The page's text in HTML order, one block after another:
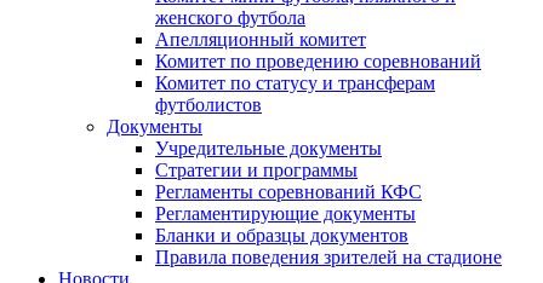
женского футбола
Апелляционный комитет
Комитет по проведению соревнований
Комитет по статусу и трансферам
футболистов
Документы
Учредительные документы
Стратегии и программы
Регламенты соревнований КФС
Регламентирующие документы
Бланки и образцы документов
Правила поведения зрителей на стадионе
Новости